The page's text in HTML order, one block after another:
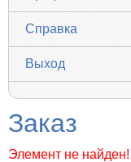
Справка
Выход
Заказ
Элемент не найден!